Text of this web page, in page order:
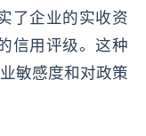
了企业的实收资
信用评级。这种
敏感度和对政策